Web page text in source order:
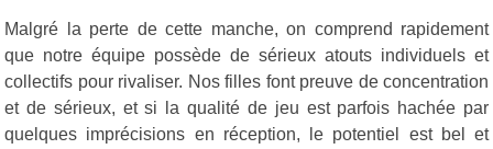
Malgré la perte de cette manche, on comprend rapidement
que notre équipe possède de sérieux atouts individuels et
collectifs pour rivaliser. Nos filles font preuve de concentration
et de sérieux, et si la qualité de jeu est parfois hachée par
quelques imprécisions en réception, le potentiel est bel et